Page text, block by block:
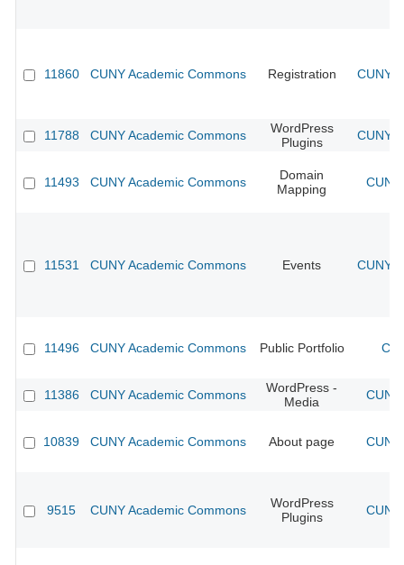
11860 CUNY Academic Commons Registration CUNY
11788 CUNY Academic Commons
WordPress
Plugins
CUNY
11493 CUNY Academic Commons
Domain
Mapping
11531 CUNY Academic Commons Events CUNY
11496 CUNY Academic Commons Public Portfolio
11386 CUNY Academic Commons
WordPress -
Media
10839 CUNY Academic Commons About page
9515 CUNY Academic Commons
WordPress
Plugins